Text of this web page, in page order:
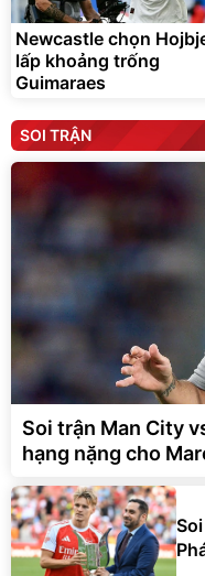
Newcastle chọn
lấp khoảng trống
Guimaraes
SOI TRẬN
Soi trận Man City
hạng nặng cho